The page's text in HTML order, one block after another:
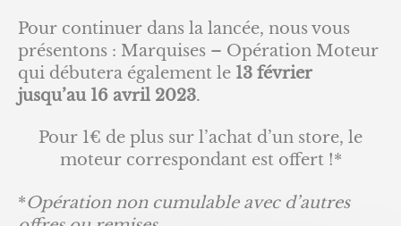
Pour continuer dans la lancée, nous vous
présentons : Marquises – Opération Moteur
qui débutera également le 13 février
jusqu’au 16 avril 2023.
Pour 1€ de plus sur l’achat d’un store, le
moteur correspondant est offert !*
*Opération non cumulable avec d’autres